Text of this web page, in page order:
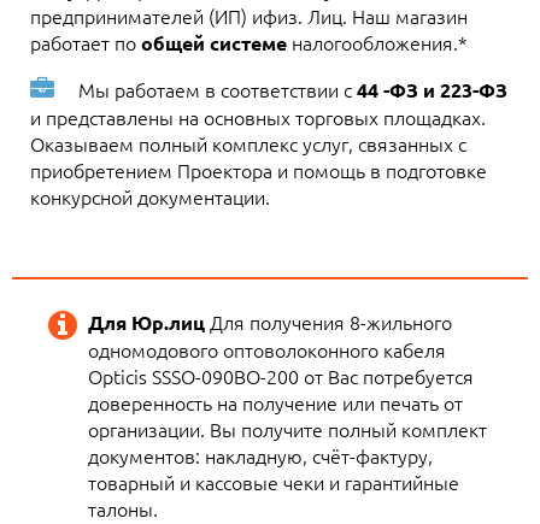
предпринимателей (ИП) ифиз. Лиц. Наш магазин
работает пообщей системе налогообложения.*
Мы работаем в соответствии с44 -ФЗ и 223-ФЗ
и представлены на основных торговых площадках.
Оказываем полный комплекс услуг, связанных с
приобретением Проектора и помощь в подготовке
конкурсной документации.
Для Юр.лицДля получения 8-жильного
одномодового оптоволоконного кабеля
Opticis SSSO-090BO-200 от Вас потребуется
доверенность на получение или печать от
организации. Вы получите полный комплект
документов: накладную, счёт-фактуру,
товарный и кассовые чеки и гарантийные
талоны.